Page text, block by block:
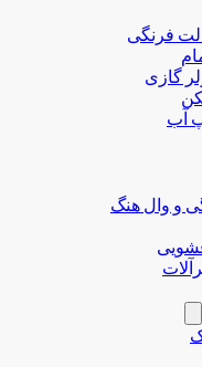
فرنگی
گازی
آب
و وال هنگ